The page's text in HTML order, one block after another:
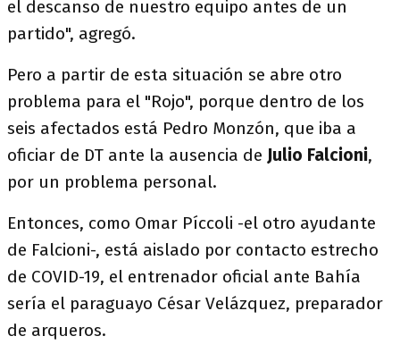
el descanso de nuestro equipo antes de un
partido", agregó.
Pero a partir de esta situación se abre otro
problema para el "Rojo", porque dentro de los
seis afectados está Pedro Monzón, que iba a
oficiar de DT ante la ausencia de Julio Falcioni,
por un problema personal.
Entonces, como Omar Píccoli -el otro ayudante
de Falcioni-, está aislado por contacto estrecho
de COVID-19, el entrenador oficial ante Bahía
sería el paraguayo César Velázquez, preparador
de arqueros.